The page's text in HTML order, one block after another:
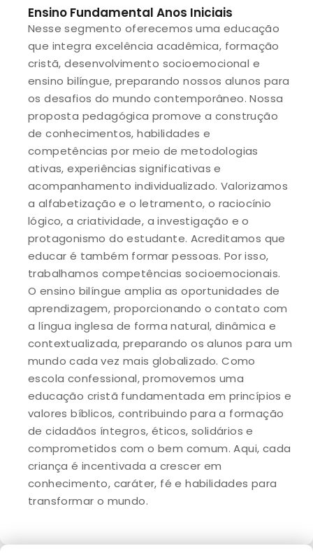
Ensino Fundamental Anos Iniciais
Nesse segmento oferecemos uma educação
que integra excelência acadêmica, formação
cristã, desenvolvimento socioemocional e
ensino bilíngue, preparando nossos alunos para
os desafios do mundo contemporâneo. Nossa
proposta pedagógica promove a construção
de conhecimentos, habilidades e
competências por meio de metodologias
ativas, experiências significativas e
acompanhamento individualizado. Valorizamos
a alfabetização e o letramento, o raciocínio
lógico, a criatividade, a investigação e o
protagonismo do estudante. Acreditamos que
educar é também formar pessoas. Por isso,
trabalhamos competências socioemocionais.
O ensino bilíngue amplia as oportunidades de
aprendizagem, proporcionando o contato com
a língua inglesa de forma natural, dinâmica e
contextualizada, preparando os alunos para um
mundo cada vez mais globalizado. Como
escola confessional, promovemos uma
educação cristã fundamentada em princípios e
valores bíblicos, contribuindo para a formação
de cidadãos íntegros, éticos, solidários e
comprometidos com o bem comum. Aqui, cada
criança é incentivada a crescer em
conhecimento, caráter, fé e habilidades para
transformar o mundo.